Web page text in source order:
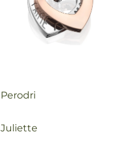
Perodri
Juliette